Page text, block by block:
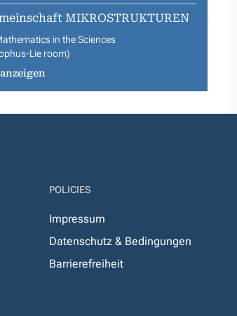
MIKROSTRUKTUREN
in the Sciences
Lie room)
POLICIES
Impressum
Datenschutz & Bedingungen
Barrierefreiheit